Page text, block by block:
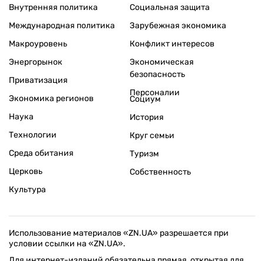
Внутренняя политика
Международная политика
Макроуровень
Энергорынок
Приватизация
Экономика регионов
Социальная защита
Зарубежная экономика
Конфликт интересов
Экономическая
безопасность
Персоналии
Наука
Технологии
Среда обитания
Церковь
Культура
Социум
История
Круг семьи
Туризм
Собственность
Использование материалов «ZN.UA» разрешается при
условии ссылки на «ZN.UA».